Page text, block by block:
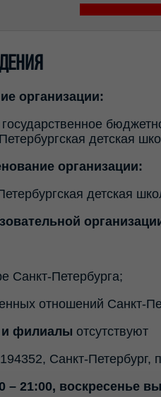
организации:
детская
организации:
детская
Санкт-Петербурга;
отношений Санкт-
и филиалы отсутствуют
194352, Санкт-
– 21:00, воскресенье